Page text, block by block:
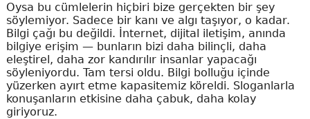
Oysa bu cümlelerin hiçbiri bize gerçekten bir şey
söylemiyor. Sadece bir kanı ve algı taşıyor, o kadar.
Bilgi çağı bu değildi. İnternet, dijital iletişim, anında
bilgiye erişim — bunların bizi daha bilinçli, daha
eleştirel, daha zor kandırılır insanlar yapacağı
söyleniyordu. Tam tersi oldu. Bilgi bolluğu içinde
yüzerken ayırt etme kapasitemiz köreldi. Sloganlarla
konuşanların etkisine daha çabuk, daha kolay
giriyoruz.